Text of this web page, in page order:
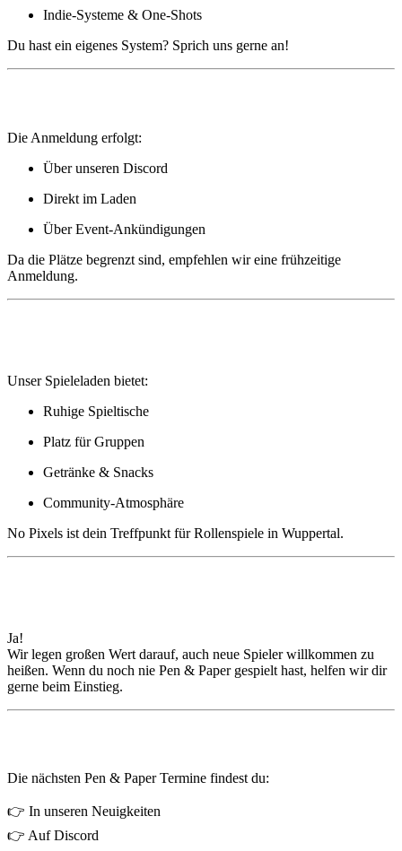
Indie-Systeme & One-Shots
Du hast ein eigenes System? Sprich uns gerne an!
Die Anmeldung erfolgt:
Über unseren Discord
Direkt im Laden
Über Event-Ankündigungen
Da die Plätze begrenzt sind, empfehlen wir eine frühzeitige
Anmeldung.
Unser Spieleladen bietet:
Ruhige Spieltische
Platz für Gruppen
Getränke & Snacks
Community-Atmosphäre
No Pixels ist dein Treffpunkt für Rollenspiele in Wuppertal.
Ja!
Wir legen großen Wert darauf, auch neue Spieler willkommen zu
heißen. Wenn du noch nie Pen & Paper gespielt hast, helfen wir dir
gerne beim Einstieg.
Die nächsten Pen & Paper Termine findest du:
👉 In unseren Neuigkeiten
👉 Auf Discord